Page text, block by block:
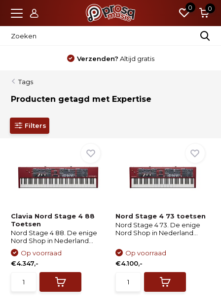
0 0
Verzenden? Altijd gratis
Tags
Producten getagd met Expertise
Filters
Clavia Nord Stage 4 88
Toetsen
Nord Stage 4 88. De enige
Nord Shop in Nederland...
Op voorraad
€4.347,-
Nord Stage 4 73 toetsen
Nord Stage 4 73. De enige
Nord Shop in Nederland...
Op voorraad
€4.100,-